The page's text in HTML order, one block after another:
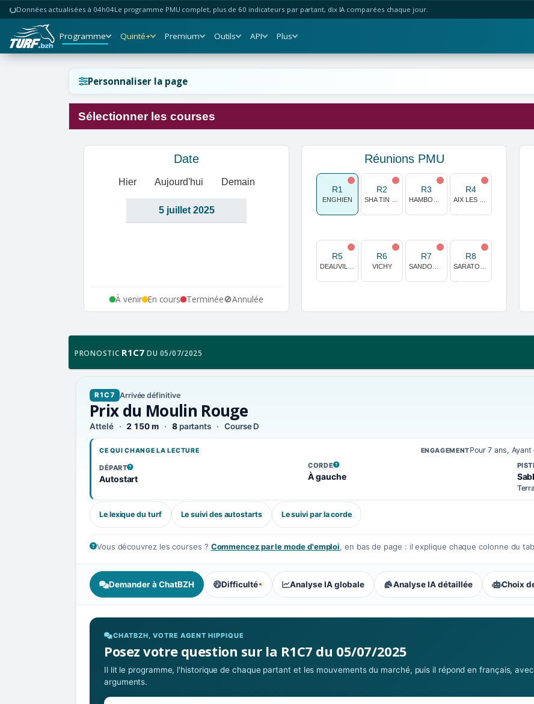
Données actualisées à 04h04Le programme PMU complet, plus de 60 indicateurs par partant, dix IA comparées chaque jour.
Programme Quinté+ Premium Outils API Plus
Personnaliser la page
Sélectionner les courses
Date
Hier Aujourd'hui Demain
À venir En cours Terminée🚫Annulée
Réunions PMU
R1
ENGHIEN
R2 R3 R4
R5 R6
VICHY
R7 R8
PRONOSTIC R1C7 DU 05/07/2025
R1C7 Arrivée définitive
Prix du Moulin Rouge
Attelé 2 150 m 8partants Course D
CE QUI CHANGE LA LECTURE ENGAGEMENTPour 7 ans,
DÉPART
, VOIR LA DÉFINITION
Autostart
CORDE
, VOIR LA DÉFINITION
À gauche
,
Le lexique du turf Le suivi des autostarts Le suivi par la corde
Vous découvrez les courses ? Commencez par le mode d'emploi, en bas de page : il explique chaque colonne du
Demander à ChatBZH Difficulté
, tendance des parieurs : Compétitive
Analyse IA globale Analyse IA détaillée Choix
CHATBZH, VOTRE AGENT HIPPIQUE
Posez votre question sur la R1C7 du 05/07/2025
Il lit le programme, l'historique de chaque partant et les mouvements du marché, puis il répond en français,
arguments.
Réinitialiser l'affichage ?
Annuler